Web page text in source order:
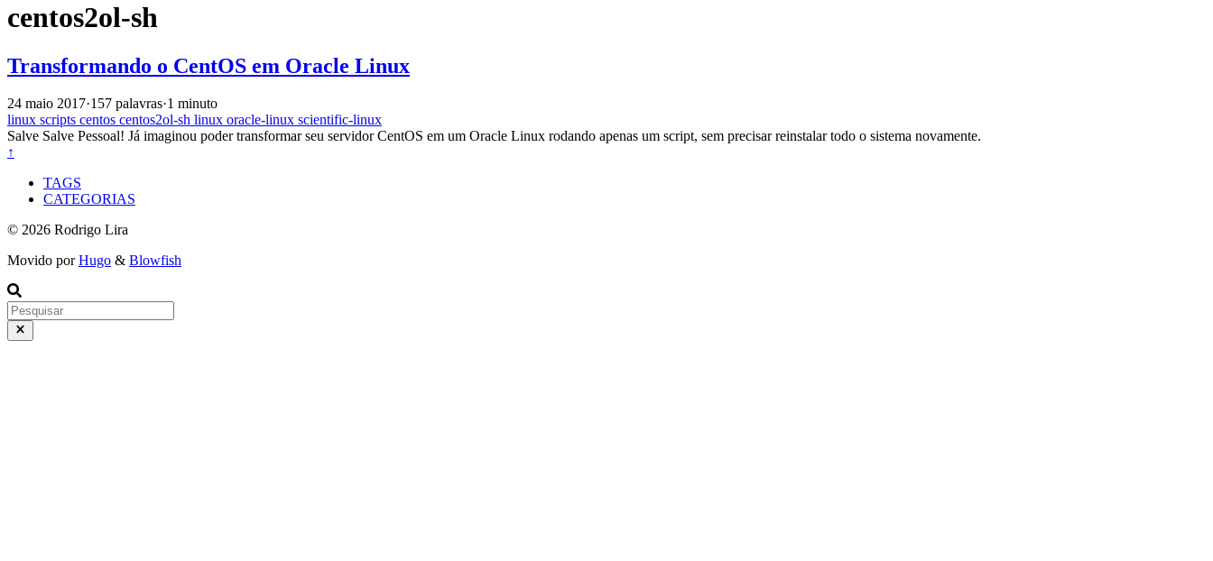
centos2ol-sh
Transformando o CentOS em Oracle Linux
24 maio 2017·157 palavras·1 minuto
linux scripts centos centos2ol-sh linux oracle-linux scientific-linux
Salve Salve Pessoal! Já imaginou poder transformar seu servidor CentOS em um Oracle Linux rodando apenas um script, sem precisar reinstalar todo o sistema novamente.
↑
TAGS
CATEGORIAS
© 2026 Rodrigo Lira
Movido porHugo & Blowfish